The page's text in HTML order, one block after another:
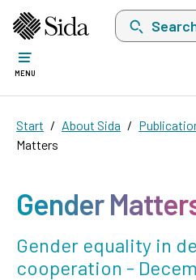
Search on
MENU
Start About Sida
Matters
Gender
Gender equality in
cooperation -